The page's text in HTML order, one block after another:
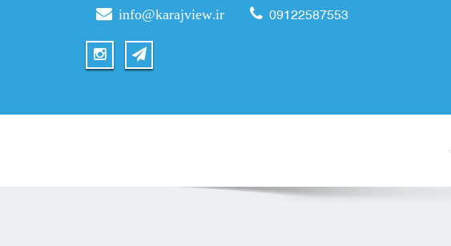
info@karajview.ir 09122587553